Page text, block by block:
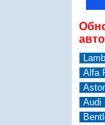
Alfa
Audi